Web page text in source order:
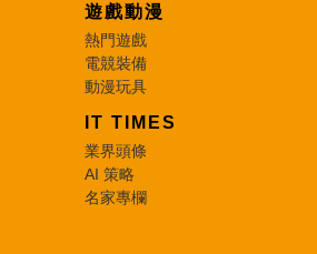
遊戲動漫
熱門遊戲
電競裝備
動漫玩具
IT TIMES
業界頭條
AI 策略
名家專欄